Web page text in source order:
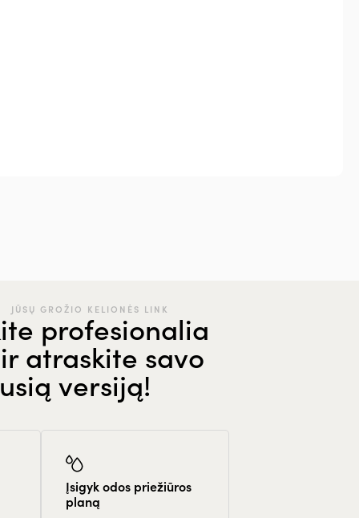
JŪSŲ GROŽIO KELIONĖS LINK
profesionalia
atraskite savo
versiją!
Įsigyk odos priežiūros
planą